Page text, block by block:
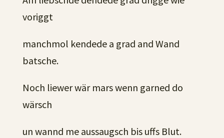
voriggt
manchmol kendede a grad and Wand
batsche.
Noch liewer wär mars wenn garned do
wärsch
un wannd me aussaugsch bis uffs Blut.